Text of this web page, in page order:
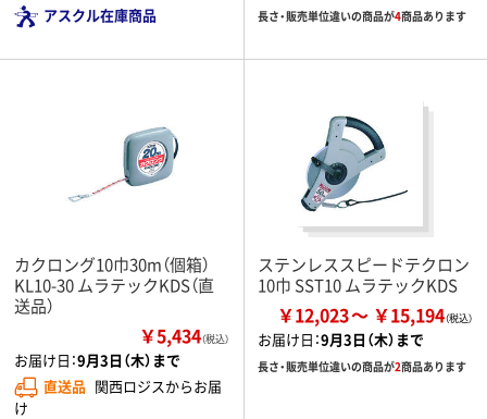
アスクル在庫商品
長さ・販売単位違いの商品が4商品あります
カクロング10巾30m（個箱）
KL10-30 ムラテックKDS（直
送品）
￥5,434（税込）
お届け日：9月3日（木）まで
直送品 関西ロジスからお届
け
ステンレススピードテクロン
10巾 SST10 ムラテックKDS
￥12,023 ￥15,194
お届け日：9月3日（木）まで
長さ・販売単位違いの商品が2商品あります